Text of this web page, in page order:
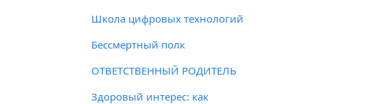
Школа цифровых технологий
Бессмертный полк
ОТВЕТСТВЕННЫЙ РОДИТЕЛЬ
Здоровый интерес: как